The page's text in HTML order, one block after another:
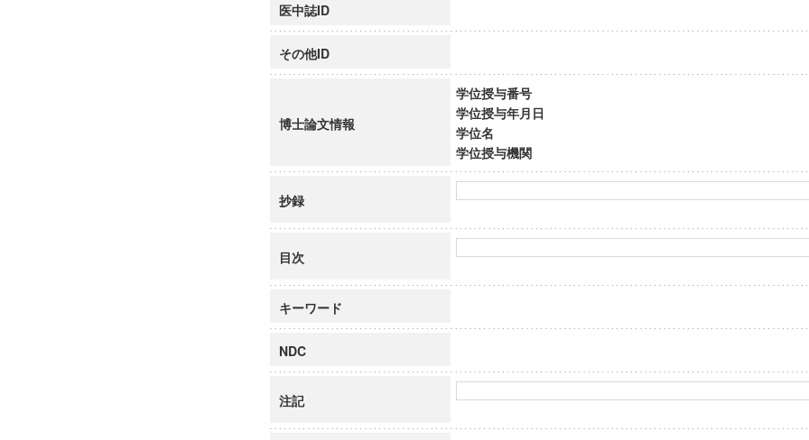
医中誌ID
その他ID
博士論文情報
学位授与番号
学位授与年月日
学位名
学位授与機関
抄録
目次
キーワード
NDC
注記